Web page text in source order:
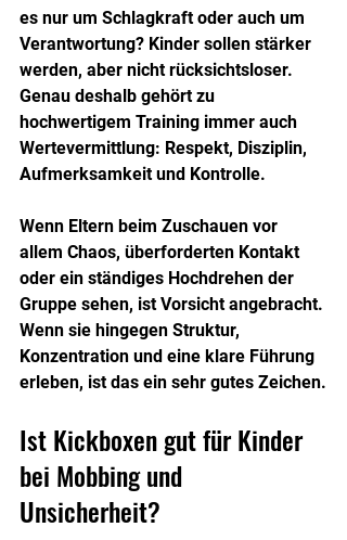
es nur um Schlagkraft oder auch um
Verantwortung? Kinder sollen stärker
werden, aber nicht rücksichtsloser.
Genau deshalb gehört zu
hochwertigem Training immer auch
Wertevermittlung: Respekt, Disziplin,
Aufmerksamkeit und Kontrolle.
Wenn Eltern beim Zuschauen vor
allem Chaos, überforderten Kontakt
oder ein ständiges Hochdrehen der
Gruppe sehen, ist Vorsicht angebracht.
Wenn sie hingegen Struktur,
Konzentration und eine klare Führung
erleben, ist das ein sehr gutes Zeichen.
Ist Kickboxen gut für Kinder
bei Mobbing und
Unsicherheit?